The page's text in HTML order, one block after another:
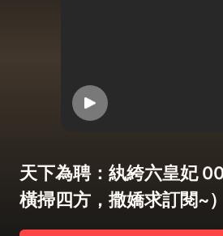
天下為聘：紈絝六皇妃
橫掃四方，撒嬌求訂閱~）